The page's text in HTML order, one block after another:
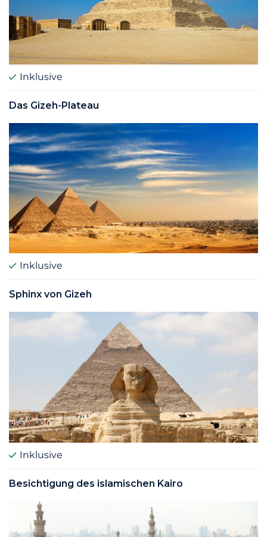
Inklusive
Das Gizeh-Plateau
Inklusive
Sphinx von Gizeh
Inklusive
Besichtigung des islamischen Kairo